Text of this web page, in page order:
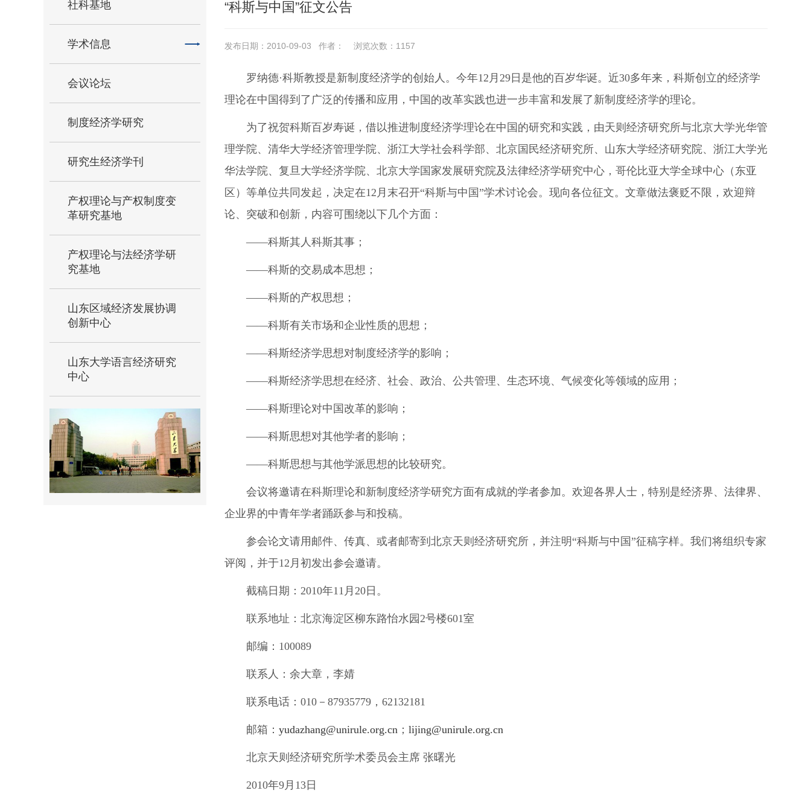
社科基地
学术信息
会议论坛
制度经济学研究
研究生经济学刊
产权理论与产权制度变
革研究基地
产权理论与法经济学研
究基地
山东区域经济发展协调
创新中心
山东大学语言经济研究
中心
“科斯与中国”征文公告
发布日期：2010-09-03 作者： 浏览次数： 1157
罗纳德·科斯教授是新制度经济学的创始人。今年12月29日是他的百岁华诞。近30多年来，科斯创立的经济学
理论在中国得到了广泛的传播和应用，中国的改革实践也进一步丰富和发展了新制度经济学的理论。
为了祝贺科斯百岁寿诞，借以推进制度经济学理论在中国的研究和实践，由天则经济研究所与北京大学光华管
理学院、清华大学经济管理学院、浙江大学社会科学部、北京国民经济研究所、山东大学经济研究院、浙江大学光
华法学院、复旦大学经济学院、北京大学国家发展研究院及法律经济学研究中心，哥伦比亚大学全球中心（东亚
区）等单位共同发起，决定在12月末召开“科斯与中国”学术讨论会。现向各位征文。文章做法褒贬不限，欢迎辩
论、突破和创新，内容可围绕以下几个方面：
――科斯其人科斯其事；
――科斯的交易成本思想；
――科斯的产权思想；
――科斯有关市场和企业性质的思想；
――科斯经济学思想对制度经济学的影响；
――科斯经济学思想在经济、社会、政治、公共管理、生态环境、气候变化等领域的应用；
――科斯理论对中国改革的影响；
——科斯思想对其他学者的影响；
――科斯思想与其他学派思想的比较研究。
会议将邀请在科斯理论和新制度经济学研究方面有成就的学者参加。欢迎各界人士，特别是经济界、法律界、
企业界的中青年学者踊跃参与和投稿。
参会论文请用邮件、传真、或者邮寄到北京天则经济研究所，并注明“科斯与中国”征稿字样。我们将组织专家
评阅，并于12月初发出参会邀请。
截稿日期：2010年11月20日。
联系地址：北京海淀区柳东路怡水园2号楼601室
邮编：100089
联系人：余大章，李婧
联系电话：010－87935779，62132181
邮箱： yudazhang@unirule.org.cn ； lijing@unirule.org.cn
北京天则经济研究所学术委员会主席 张曙光
2010年9月13日